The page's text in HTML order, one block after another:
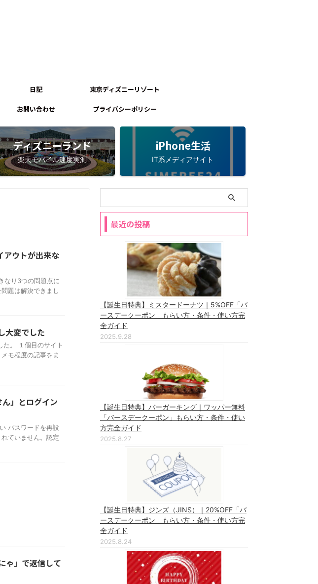
日記 東京ディズニーリゾート
お問い合わせ プライバシーポリシー
ディズニーランド
楽天モバイル速度実測
iPhone生活
IT系メディアサイト
アウトが出来な
なり3つの問題点に
題は解決できまし
大変でした
。 １個目のサイト
モ程度の記事をま
」とログイン
パスワードを再設
ていません。認定
ゃ」で返信して
最近の投稿
【誕生日特典】ミスタードーナツ｜5%OFF「バ
ースデークーポン」もらい方・条件・使い方完
全ガイド
2025.9.28
【誕生日特典】バーガーキング｜ワッパー無料
「バースデークーポン」もらい方・条件・使い
方完全ガイド
2025.8.27
【誕生日特典】ジンズ（JINS）｜20%OFF「バ
ースデークーポン」もらい方・条件・使い方完
全ガイド
2025.8.24